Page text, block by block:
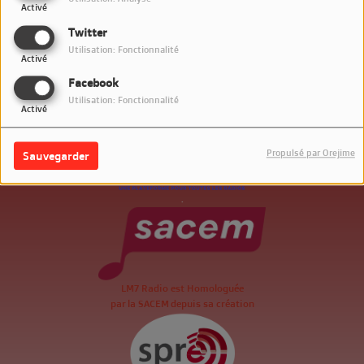
Activé
Twitter
Activé
Utilisation: Fonctionnalité
Facebook
Activé
Utilisation: Fonctionnalité
Sauvegarder Propulsé par Orejime
.
LM7 Radio est Homologuée
par la SACEM depuis sa création